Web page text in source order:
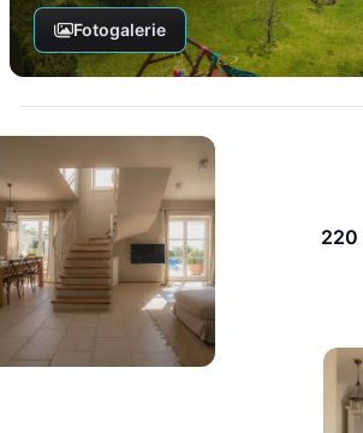
Fotogalerie
220